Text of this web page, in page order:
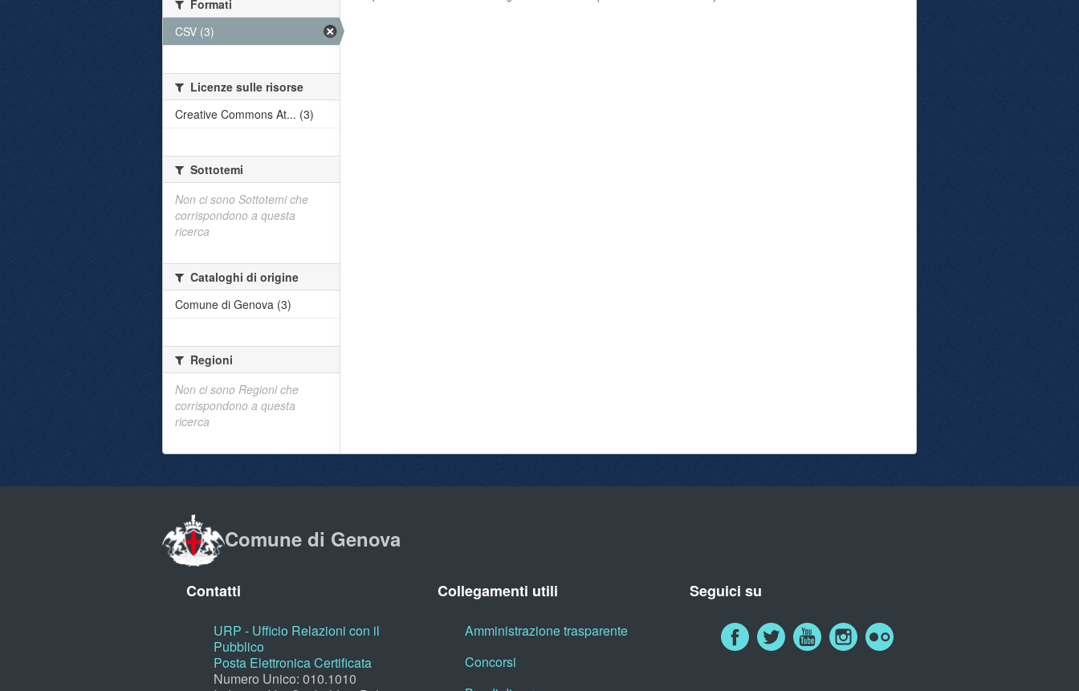
Formati
CSV (3)
Licenze sulle risorse
Creative Commons At... (3)
Sottotemi
Non ci sono Sottotemi che
corrispondono a questa
ricerca
Cataloghi di origine
Comune di Genova (3)
Regioni
Non ci sono Regioni che
corrispondono a questa
ricerca
Comune di Genova
Contatti
URP - Ufficio Relazioni con il
Pubblico
Posta Elettronica Certificata
Numero Unico: 010.1010
Collegamenti utili
Amministrazione trasparente
Concorsi
Seguici su